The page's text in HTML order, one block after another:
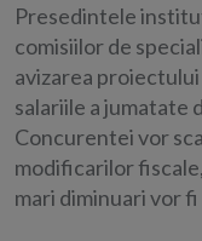
Presedintele
comisiilor de
avizarea
salariile a jumatate
Concurentei vor
modificarilor
mari diminuari vor fi